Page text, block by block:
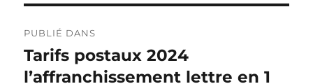
de
l’article
PUBLIÉ DANS
Tarifs postaux 2024
l’affranchissement lettre en 1